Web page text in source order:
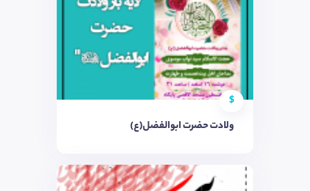
$
ولادت حضرت ابوالفضل(ع)